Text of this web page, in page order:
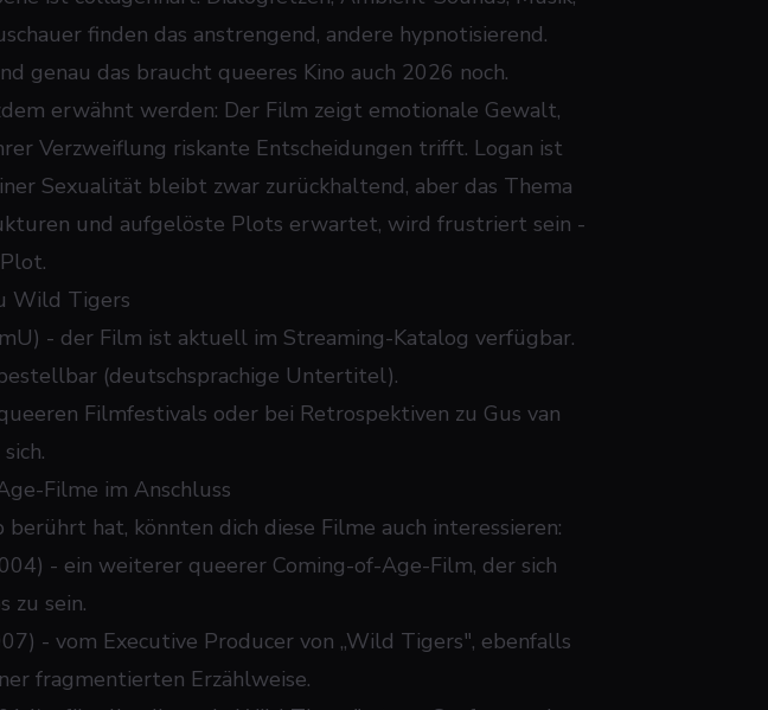
finden das anstrengend, andere hypnotisierend.
genau das braucht queeres Kino auch 2026 noch.
erwähnt werden: Der Film zeigt emotionale Gewalt,
Verzweiflung riskante Entscheidungen trifft. Logan ist
Sexualität bleibt zwar zurückhaltend, aber das Thema
und aufgelöste Plots erwartet, wird frustriert sein -
Wild Tigers
- der Film ist aktuell im Streaming-Katalog verfügbar.
(deutschsprachige Untertitel).
Filmfestivals oder bei Retrospektiven zu Gus van
Filme im Anschluss
berührt hat, könnten dich diese Filme auch interessieren:
- ein weiterer queerer Coming-of-Age-Film, der sich
zu sein.
- vom Executive Producer von „Wild Tigers", ebenfalls
fragmentierten Erzählweise.